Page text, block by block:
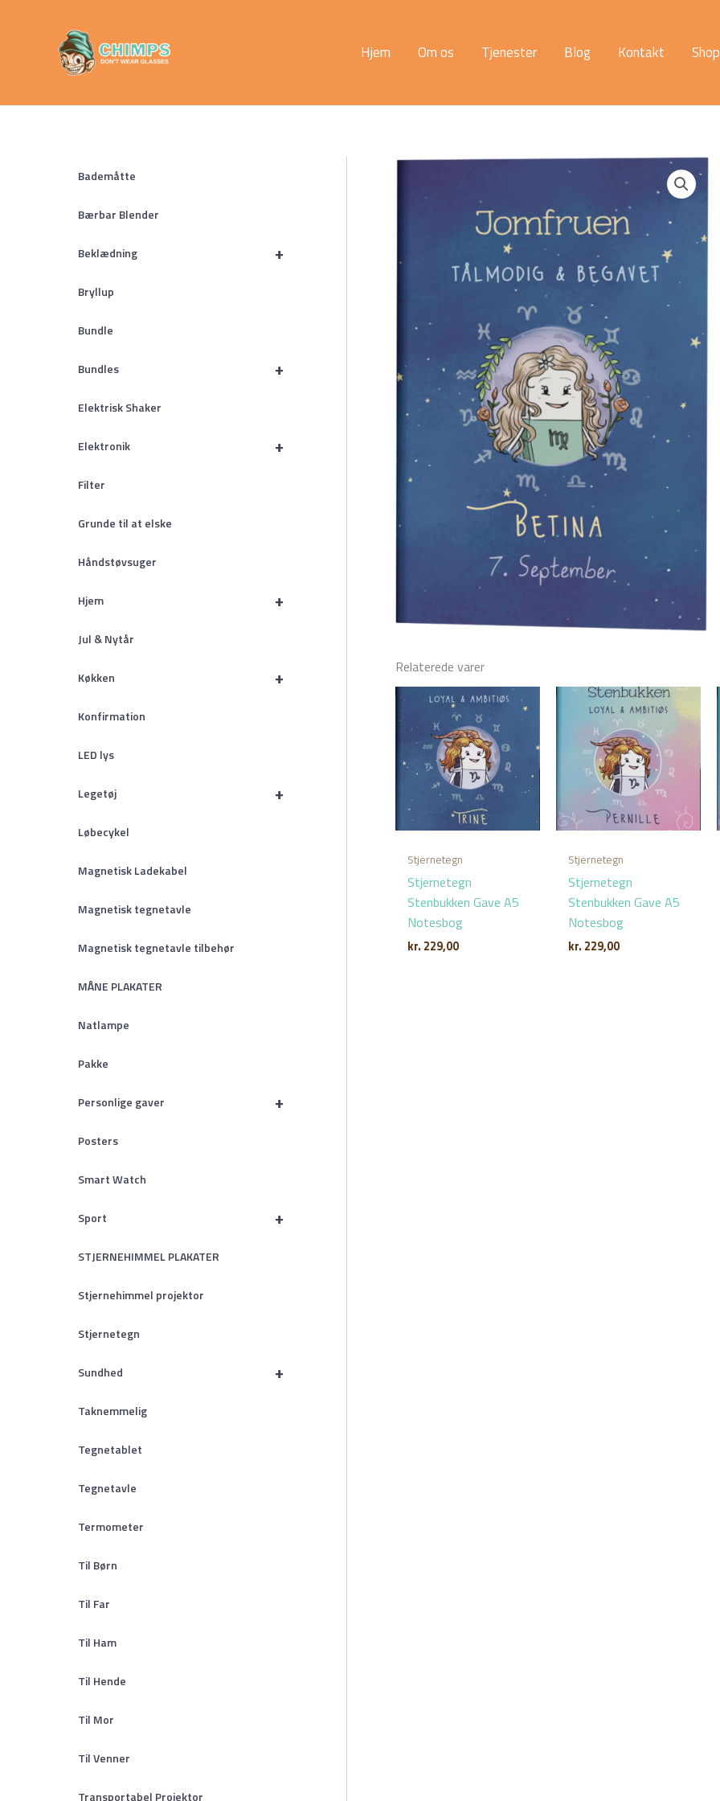
Hjem Om os Tjenester Blog Kontakt Shop
Bademåtte
Bærbar Blender
+
Beklædning
Bryllup
Bundle
+
Bundles
Elektrisk Shaker
+
Elektronik
Filter
Grunde til at elske
Håndstøvsuger
+
Hjem
Jul & Nytår
+
Køkken
Konfirmation
LED lys
+
Legetøj
Løbecykel
Magnetisk Ladekabel
Magnetisk tegnetavle
Magnetisk tegnetavle tilbehør
MÅNE PLAKATER
Natlampe
Pakke
+
Personlige gaver
Posters
Smart Watch
+
Sport
STJERNEHIMMEL PLAKATER
Stjernehimmel projektor
Stjernetegn
+
Sundhed
Taknemmelig
Tegnetablet
Tegnetavle
Termometer
Til Børn
Til Far
Til Ham
Til Hende
Til Mor
Til Venner
Transportabel Projektor
Relaterede varer
Stjernetegn
Stjernetegn
Stenbukken Gave A5
Notesbog
kr. 229,00
Stjernetegn
Stjernetegn
Stenbukken Gave A5
Notesbog
kr. 229,00